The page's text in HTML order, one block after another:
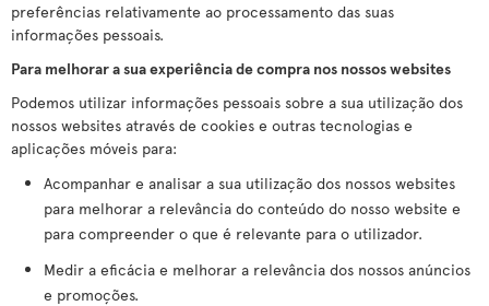
preferências relativamente ao processamento das suas
informações pessoais.
Para melhorar a sua experiência de compra nos nossos websites
Podemos utilizar informações pessoais sobre a sua utilização dos
nossos websites através de cookies e outras tecnologias e
aplicações móveis para:
Acompanhar e analisar a sua utilização dos nossos websites
para melhorar a relevância do conteúdo do nosso website e
para compreender o que é relevante para o utilizador.
Medir a eficácia e melhorar a relevância dos nossos anúncios
e promoções.